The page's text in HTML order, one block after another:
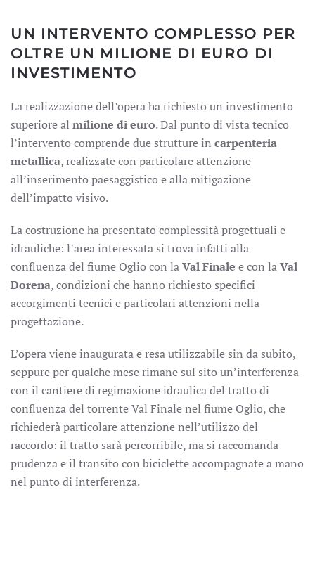
UN INTERVENTO COMPLESSO PER
OLTRE UN MILIONE DI EURO DI
INVESTIMENTO
La realizzazione dell’opera ha richiesto un investimento
superiore al milione di euro. Dal punto di vista tecnico
l’intervento comprende due strutture in carpenteria
metallica, realizzate con particolare attenzione
all’inserimento paesaggistico e alla mitigazione
dell’impatto visivo.
La costruzione ha presentato complessità progettuali e
idrauliche: l’area interessata si trova infatti alla
confluenza del fiume Oglio con laVal Finale e con laVal
Dorena, condizioni che hanno richiesto specifici
accorgimenti tecnici e particolari attenzioni nella
progettazione.
L’opera viene inaugurata e resa utilizzabile sin da subito,
seppure per qualche mese rimane sul sito un’interferenza
con il cantiere di regimazione idraulica del tratto di
confluenza del torrente Val Finale nel fiume Oglio, che
richiederà particolare attenzione nell’utilizzo del
raccordo: il tratto sarà percorribile, ma si raccomanda
prudenza e il transito con biciclette accompagnate a mano
nel punto di interferenza.